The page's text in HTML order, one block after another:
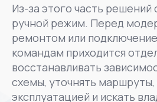
Из-за этого часть решений
ручной режим. Перед
ремонтом или
командам приходится
восстанавливать
схемы, уточнять
эксплуатацией и искать